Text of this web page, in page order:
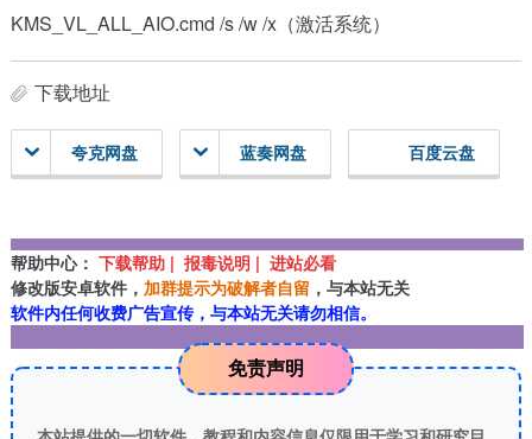
KMS_VL_ALL_AIO.cmd /s /w /x（激活系统）
下载地址
夸克网盘 蓝奏网盘 百度云盘
帮助中心： 下载帮助 | 报毒说明 | 进站必看
修改版安卓软件， 加群提示为破解者自留 ，与本站无关
软件内任何收费广告宣传，与本站无关请勿相信。
免责声明